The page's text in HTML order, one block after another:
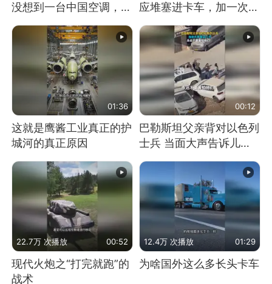
没想到一台中国空调，让
日本网友破防
应堆塞进卡车，加一次燃
料能跑几十年
01:36
这就是鹰酱工业真正的护
城河的真正原因
00:12
巴勒斯坦父亲背对以色列
士兵 当面大声告诉儿
22.7万 次播放 00:52
现代火炮之“打完就跑”的
战术
12.4万 次播放 01:29
为啥国外这么多长头卡车